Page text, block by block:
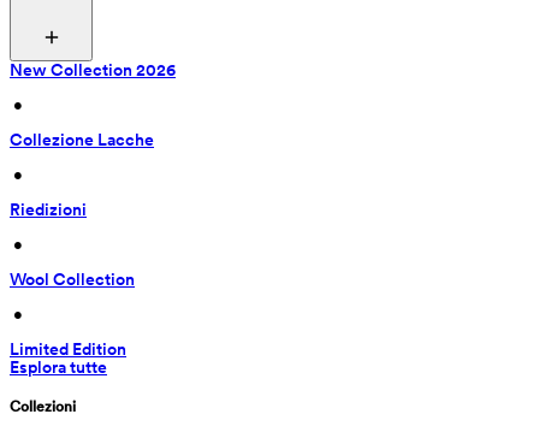
New Collection 2026
•
Collezione Lacche
•
Riedizioni
•
Wool Collection
•
Limited Edition
Esplora tutte
Collezioni